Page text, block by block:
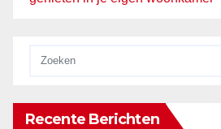
Recente Berichten